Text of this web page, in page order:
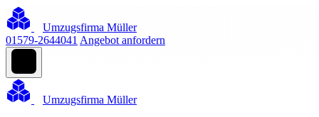
Umzugsfirma Müller
01579-2644041 Angebot anfordern
Umzugsfirma Müller